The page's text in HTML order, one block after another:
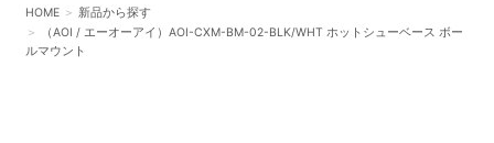
HOME
新品から探す
（AOI / エーオーアイ）AOI-CXM-BM-02-BLK/WHT ホットシューベース ボー
ルマウント